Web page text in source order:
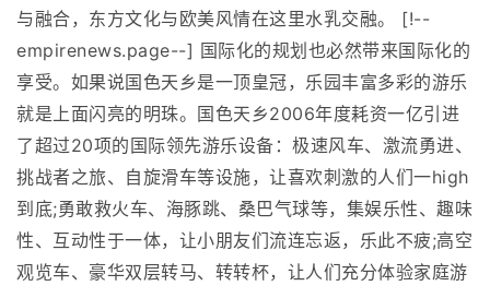
与融合，东方文化与欧美风情在这里水乳交融。 [!--
empirenews.page--] 国际化的规划也必然带来国际化的
享受。如果说国色天乡是一顶皇冠，乐园丰富多彩的游乐
就是上面闪亮的明珠。国色天乡2006年度耗资一亿引进
了超过20项的国际领先游乐设备：极速风车、激流勇进、
挑战者之旅、自旋滑车等设施，让喜欢刺激的人们一high
到底;勇敢救火车、海豚跳、桑巴气球等，集娱乐性、趣味
性、互动性于一体，让小朋友们流连忘返，乐此不疲;高空
观览车、豪华双层转马、转转杯，让人们充分体验家庭游